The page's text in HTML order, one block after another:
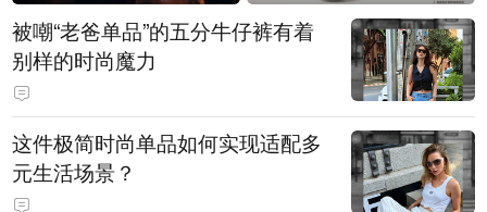
被嘲“老爸单品”的五分牛仔裤有着
别样的时尚魔力
这件极简时尚单品如何实现适配多
元生活场景？